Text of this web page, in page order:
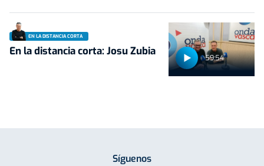
59:54
EN LA DISTANCIA CORTA
En la distancia corta: Josu Zubia
Síguenos